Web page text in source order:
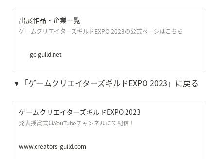
出展作品・企業一覧
ゲームクリエイターズギルドEXPO 2023の公式ページはこちら
gc-guild.net
▼「ゲームクリエイターズギルドEXPO 2023」に戻る
ゲームクリエイターズギルドEXPO 2023
発表授賞式はYouTubeチャンネルにて配信！
www.creators-guild.com